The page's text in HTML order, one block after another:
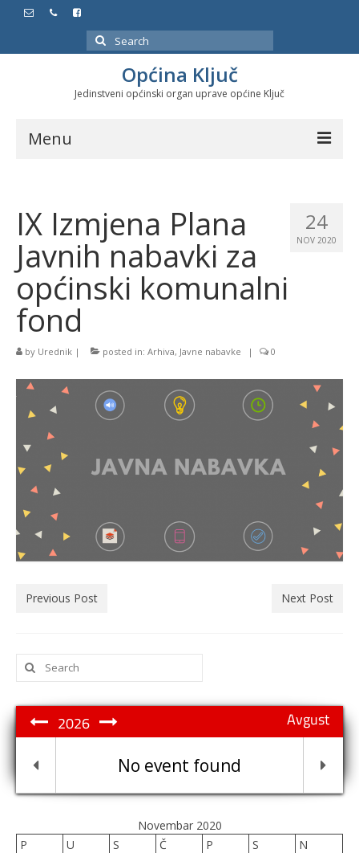
Search
for:
Općina Ključ
Jedinstveni općinski organ uprave općine Ključ
Menu
Službeni glasnici
Javne nabavke
Značajni datumi i manifestacije
Program energetske efikasnosti u stambenom
sektoru
24
NOV 2020
IX Izmjena Plana
Javnih nabavki za
općinski komunalni
fond
by Urednik | posted in: Arhiva, Javne nabavke | 0
Previous Post Next Post
Search
for:
Avgust
2026
No event found
Novembar 2020
P
U S Č P S
N